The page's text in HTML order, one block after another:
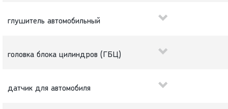
глушитель автомобильный
головка блока цилиндров (ГБЦ)
датчик для автомобиля